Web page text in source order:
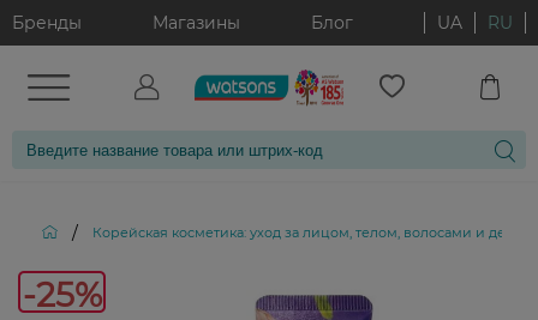
Бренды Магазины Блог UA RU
/ Корейская косметика: уход за лицом, телом, волосами и
-25%